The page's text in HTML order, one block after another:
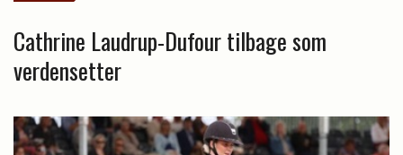
Cathrine Laudrup-Dufour tilbage som
verdensetter